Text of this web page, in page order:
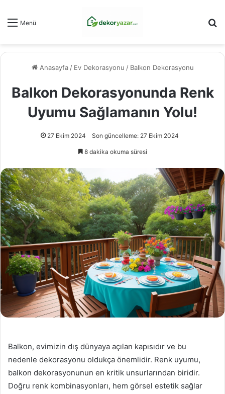
Menü
Anasayfa / Ev Dekorasyonu / Balkon Dekorasyonu
Balkon Dekorasyonunda Renk
Uyumu Sağlamanın Yolu!
27 Ekim 2024 Son güncelleme: 27 Ekim 2024
8 dakika okuma süresi
Balkon, evimizin dış dünyaya açılan kapısıdır ve bu
nedenle dekorasyonu oldukça önemlidir. Renk uyumu,
balkon dekorasyonunun en kritik unsurlarından biridir.
Doğru renk kombinasyonları, hem görsel estetik sağlar